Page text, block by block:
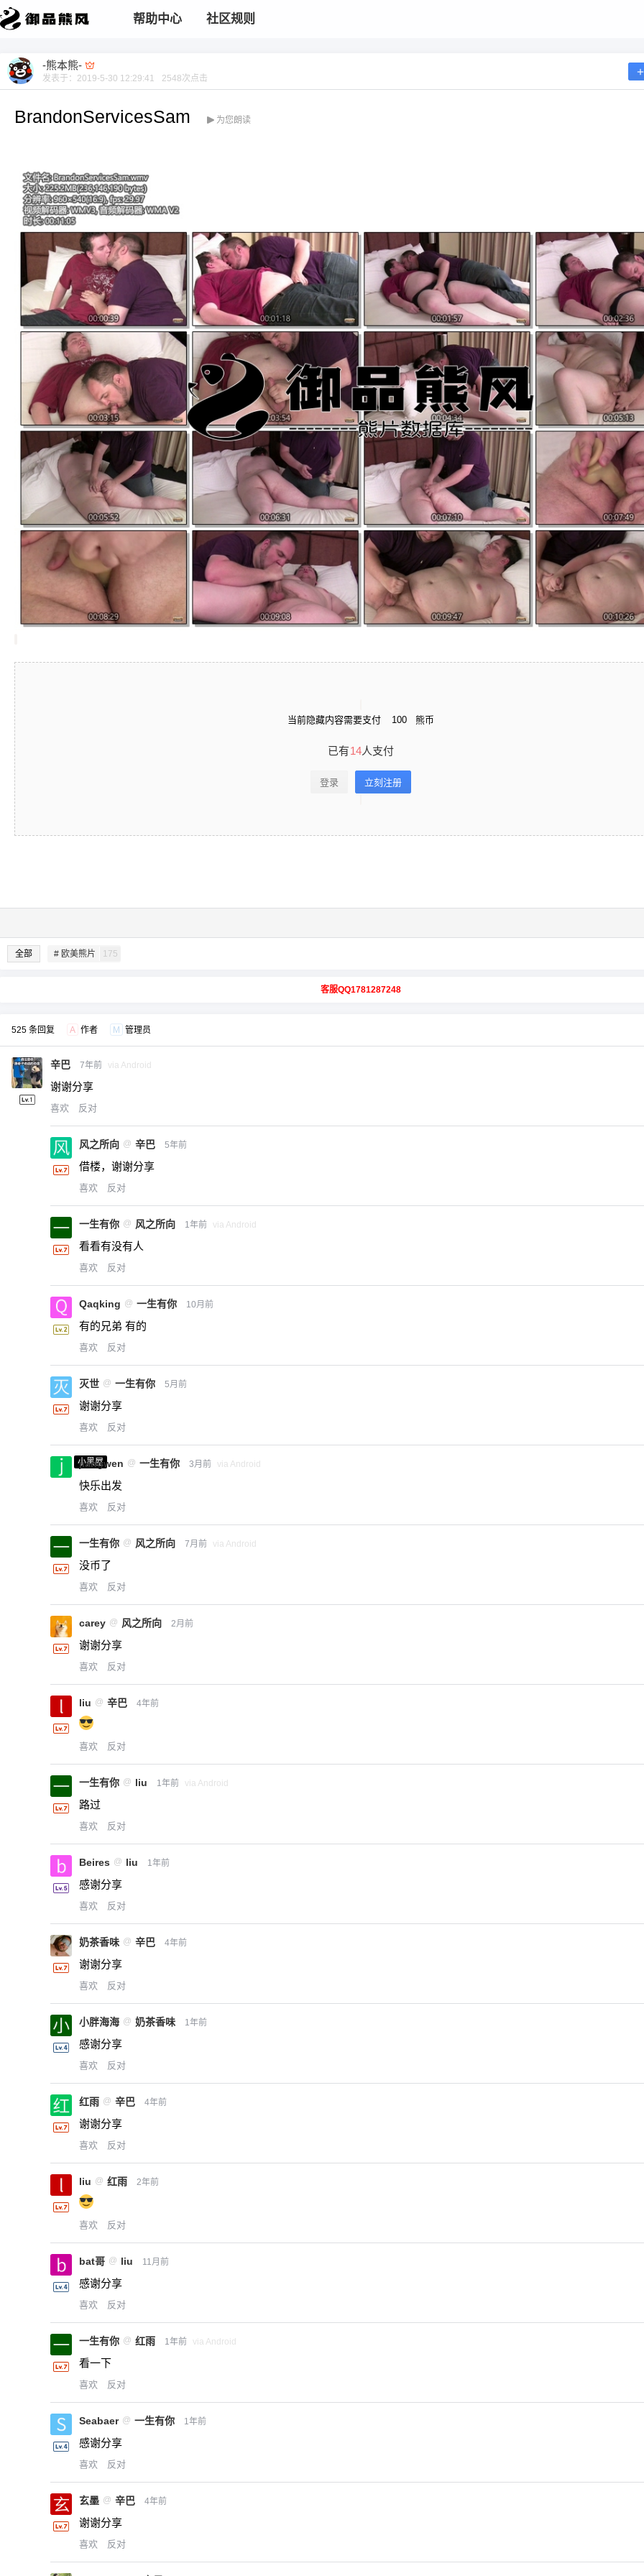
帮助中心 社区规则
-熊本熊-
发表于： 2019-5-30 12:29:41 2548次点击
BrandonServicesSam 为您朗读
当前隐藏内容需要支付 100 熊币
已有14人支付
登录 立刻注册
全部 # 欧美熊片 175
客服QQ1781287248
525 条回复 A 作者 M 管理员
辛巴 7年前 via Android
谢谢分享
喜欢 反对
风之所向 @ 辛巴 5年前
借楼，谢谢分享
喜欢 反对
一生有你 @ 风之所向 1年前 via Android
看看有没有人
喜欢 反对
Qaqking @ 一生有你 10月前
有的兄弟 有的
喜欢 反对
灭世 @ 一生有你 5月前
谢谢分享
喜欢 反对
小黑屋
jiangwen @ 一生有你 3月前 via Android
快乐出发
喜欢 反对
一生有你 @ 风之所向 7月前 via Android
没币了
喜欢 反对
carey @ 风之所向 2月前
谢谢分享
喜欢 反对
liu @ 辛巴 4年前
喜欢 反对
一生有你 @ liu 1年前 via Android
路过
喜欢 反对
Beires @ liu 1年前
感谢分享
喜欢 反对
奶茶香味 @ 辛巴 4年前
谢谢分享
喜欢 反对
小胖海海 @ 奶茶香味 1年前
感谢分享
喜欢 反对
红雨 @ 辛巴 4年前
谢谢分享
喜欢 反对
liu @ 红雨 2年前
喜欢 反对
bat哥 @ liu 11月前
感谢分享
喜欢 反对
一生有你 @ 红雨 1年前 via Android
看一下
喜欢 反对
Seabaer @ 一生有你 1年前
感谢分享
喜欢 反对
玄墨 @ 辛巴 4年前
谢谢分享
喜欢 反对
限。